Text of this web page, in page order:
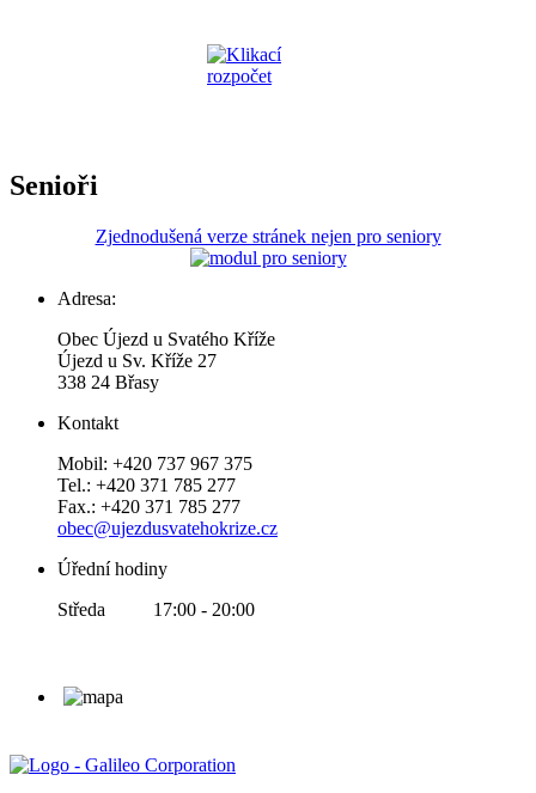
Senioři
Zjednodušená verze stránek nejen pro seniory
Adresa:
Obec Újezd u Svatého Kříže
Újezd u Sv. Kříže 27
338 24 Břasy
Kontakt
Mobil: +420 737 967 375
Tel.: +420 371 785 277
Fax.: +420 371 785 277
obec@ujezdusvatehokrize.cz
Úřední hodiny
Středa 17:00 - 20:00